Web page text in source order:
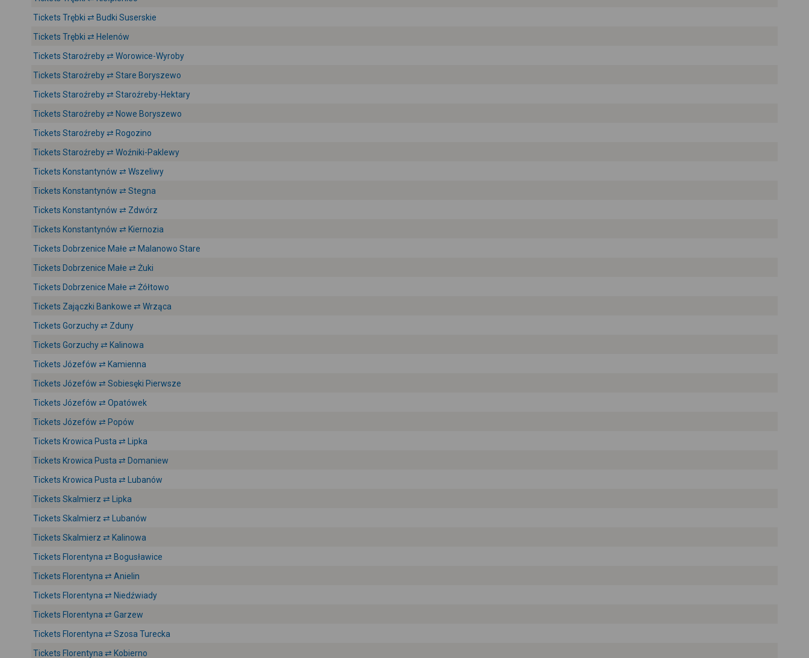
Tickets Trębki ⇄ Budki Suserskie
Tickets Trębki ⇄ Helenów
Tickets Staroźreby ⇄ Worowice-Wyroby
Tickets Staroźreby ⇄ Stare Boryszewo
Tickets Staroźreby ⇄ Staroźreby-Hektary
Tickets Staroźreby ⇄ Nowe Boryszewo
Tickets Staroźreby ⇄ Rogozino
Tickets Staroźreby ⇄ Woźniki-Paklewy
Tickets Konstantynów ⇄ Wszeliwy
Tickets Konstantynów ⇄ Stegna
Tickets Konstantynów ⇄ Zdwórz
Tickets Konstantynów ⇄ Kiernozia
Tickets Dobrzenice Małe ⇄ Malanowo Stare
Tickets Dobrzenice Małe ⇄ Żuki
Tickets Dobrzenice Małe ⇄ Żółtowo
Tickets Zajączki Bankowe ⇄ Wrząca
Tickets Gorzuchy ⇄ Zduny
Tickets Gorzuchy ⇄ Kalinowa
Tickets Józefów ⇄ Kamienna
Tickets Józefów ⇄ Sobiesęki Pierwsze
Tickets Józefów ⇄ Opatówek
Tickets Józefów ⇄ Popów
Tickets Krowica Pusta ⇄ Lipka
Tickets Krowica Pusta ⇄ Domaniew
Tickets Krowica Pusta ⇄ Lubanów
Tickets Skalmierz ⇄ Lipka
Tickets Skalmierz ⇄ Lubanów
Tickets Skalmierz ⇄ Kalinowa
Tickets Florentyna ⇄ Bogusławice
Tickets Florentyna ⇄ Anielin
Tickets Florentyna ⇄ Niedźwiady
Tickets Florentyna ⇄ Garzew
Tickets Florentyna ⇄ Szosa Turecka
Tickets Florentyna ⇄ Kobierno